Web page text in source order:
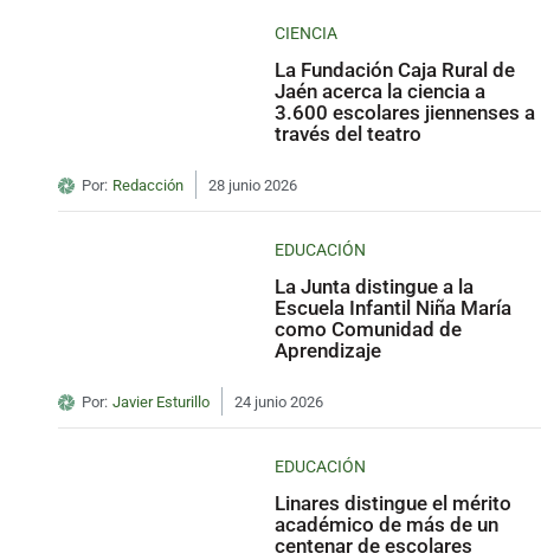
CIENCIA
La Fundación Caja Rural de
Jaén acerca la ciencia a
3.600 escolares jiennenses a
través del teatro
Por: Redacción 28 junio 2026
EDUCACIÓN
La Junta distingue a la
Escuela Infantil Niña María
como Comunidad de
Aprendizaje
Por: Javier Esturillo 24 junio 2026
EDUCACIÓN
Linares distingue el mérito
académico de más de un
centenar de escolares